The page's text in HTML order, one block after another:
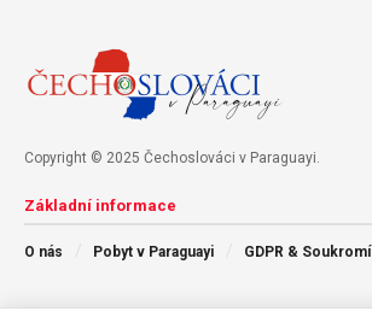
Copyright © 2025 Čechoslováci v Paraguayi.
Základní informace
O nás Pobyt v Paraguayi GDPR & Soukromí